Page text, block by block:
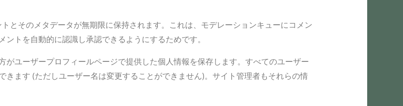
とそのメタデータが無期限に保持されます。これは、モデレーションキューにコメン
トを自動的に認識し承認できるようにするためです。
がユーザープロフィールページで提供した個人情報を保存します。すべてのユーザー
きます (ただしユーザー名は変更することができません)。サイト管理者もそれらの情